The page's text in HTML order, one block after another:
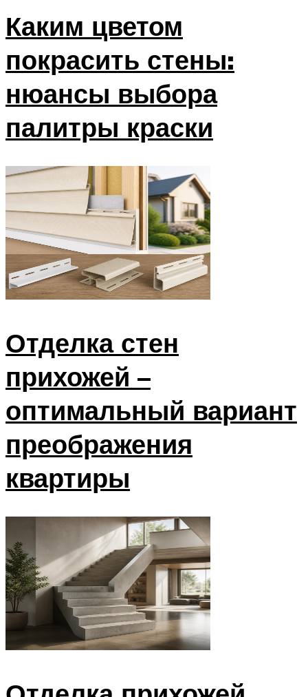
Каким цветом
покрасить стены:
нюансы выбора
палитры краски
Отделка стен
прихожей –
оптимальный вариант
преображения
квартиры